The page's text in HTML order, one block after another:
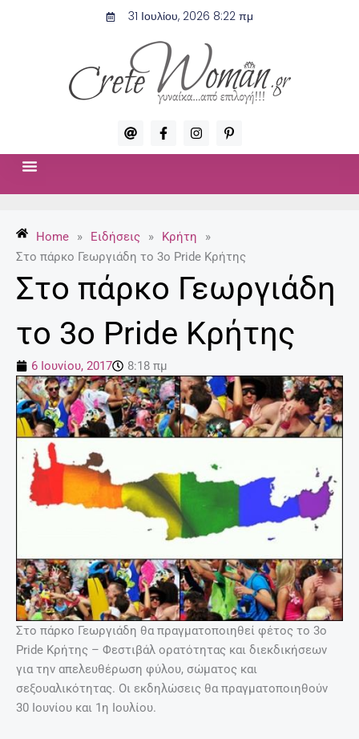
31 Ιουλίου, 2026 8:22 πμ
A
t
F
a
c
-
f
I
n
s
P
i
n
p
Home » Ειδήσεις » Κρήτη
»
Στο πάρκο Γεωργιάδη το 3ο Pride Κρήτης
Στο πάρκο Γεωργιάδη
το 3ο Pride Κρήτης
6 Ιουνίου, 2017 8:18 πμ
Στο πάρκο Γεωργιάδη θα πραγματοποιηθεί φέτος το 3ο
Pride Κρήτης – Φεστιβάλ ορατότητας και διεκδικήσεων
για την απελευθέρωση φύλου, σώματος και
σεξουαλικότητας. Οι εκδηλώσεις θα πραγματοποιηθούν
30 Ιουνίου και 1η Ιουλίου.